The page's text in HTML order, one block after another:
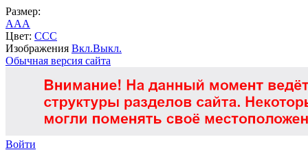
Размер:
AAA
Цвет: CCC
Изображения Вкл.Выкл.
Обычная версия сайта
Войти